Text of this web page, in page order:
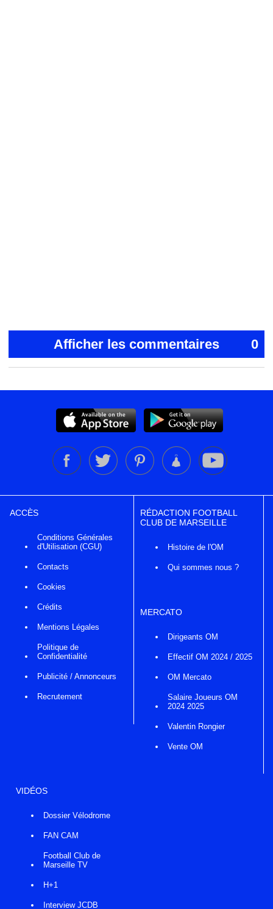
Afficher les commentaires 0
ACCÈS
Conditions Générales
d'Utilisation (CGU)
Contacts
Cookies
Crédits
Mentions Légales
Politique de
Confidentialité
Publicité / Annonceurs
Recrutement
RÉDACTION FOOTBALL
CLUB DE MARSEILLE
Histoire de l'OM
Qui sommes nous ?
MERCATO
Dirigeants OM
Effectif OM 2024 / 2025
OM Mercato
Salaire Joueurs OM
2024 2025
Valentin Rongier
Vente OM
VIDÉOS
Dossier Vélodrome
FAN CAM
Football Club de
Marseille TV
H+1
Interview JCDB